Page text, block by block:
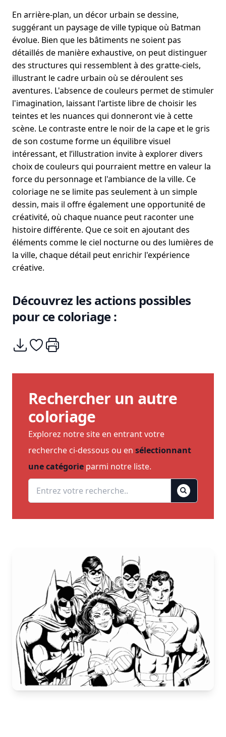
En arrière-plan, un décor urbain se dessine,
suggérant un paysage de ville typique où Batman
évolue. Bien que les bâtiments ne soient pas
détaillés de manière exhaustive, on peut distinguer
des structures qui ressemblent à des gratte-ciels,
illustrant le cadre urbain où se déroulent ses
aventures. L'absence de couleurs permet de stimuler
l'imagination, laissant l'artiste libre de choisir les
teintes et les nuances qui donneront vie à cette
scène. Le contraste entre le noir de la cape et le gris
de son costume forme un équilibre visuel
intéressant, et l’illustration invite à explorer divers
choix de couleurs qui pourraient mettre en valeur la
force du personnage et l'ambiance de la ville. Ce
coloriage ne se limite pas seulement à un simple
dessin, mais il offre également une opportunité de
créativité, où chaque nuance peut raconter une
histoire différente. Que ce soit en ajoutant des
éléments comme le ciel nocturne ou des lumières de
la ville, chaque détail peut enrichir l'expérience
créative.
Découvrez les actions possibles
pour ce coloriage :
Télécharger
Ajouter à mes coups de coeurs
Imprimer
Rechercher un autre
coloriage
Explorez notre site en entrant votre
recherche ci-dessous ou en sélectionnant
une catégorie parmi notre liste.